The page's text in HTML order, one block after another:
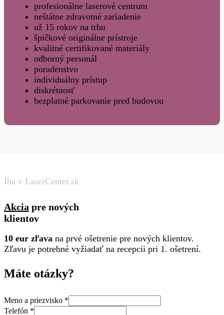
profesionálne laserové centrum
neštátne zdravotné zariadenie
už 15 rokov na trhu
špičkové originálne prístroje
kvalitné certifikované materiály
odborný personál
poradenstvo
individuálny prístup
diskrétnosť
bezplatné parkovanie pred budovou
Iba v LaserCenter.sk
Akcia pre nových
klientov
10 eur zľava na prvé ošetrenie pre nových klientov.
Zľavu je potrebné vyžiadať na recepcii pri 1. ošetrení.
Máte otázky?
Meno a priezvisko *
Telefón *